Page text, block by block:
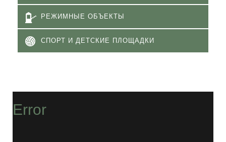
РЕЖИМНЫЕ ОБЪЕКТЫ
СПОРТ И ДЕТСКИЕ ПЛОЩАДКИ
Error